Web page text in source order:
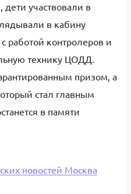
участвовали в
в кабину
работой контролеров и
технику ЦОДД.
призом, а
стал главным
в памяти
новостей Москва